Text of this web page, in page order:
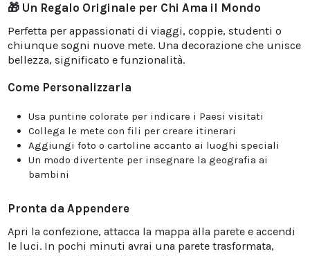
🎁 Un Regalo Originale per Chi Ama il Mondo
Perfetta per appassionati di viaggi, coppie, studenti o
chiunque sogni nuove mete. Una decorazione che unisce
bellezza, significato e funzionalità.
Come Personalizzarla
Usa puntine colorate per indicare i Paesi visitati
Collega le mete con fili per creare itinerari
Aggiungi foto o cartoline accanto ai luoghi speciali
Un modo divertente per insegnare la geografia ai
bambini
Pronta da Appendere
Apri la confezione, attacca la mappa alla parete e accendi
le luci. In pochi minuti avrai una parete trasformata,